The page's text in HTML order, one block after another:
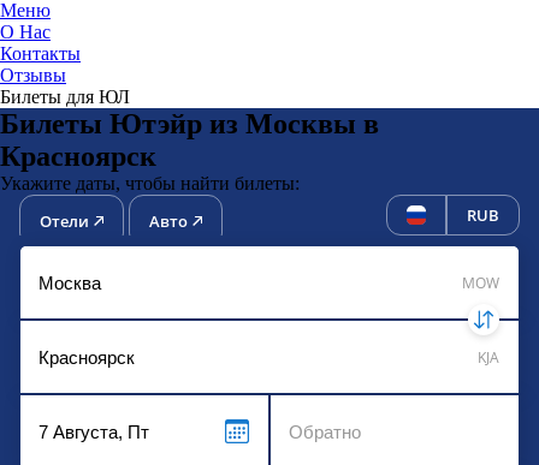
Меню
О Нас
Контакты
Отзывы
Билеты для ЮЛ
Билеты Ютэйр из Москвы в
Красноярск
Укажите даты, чтобы найти билеты:
Отели Авто RUB
MOW
KJA